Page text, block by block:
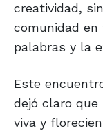
creatividad,
comunidad
palabras y la
Este
dejó claro
viva y